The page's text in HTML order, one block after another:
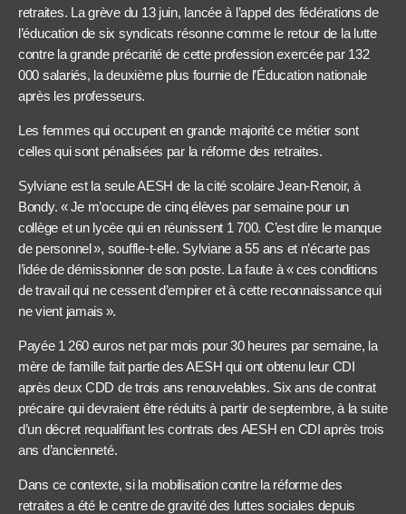
retraites. La grève du 13 juin, lancée à l’appel des fédérations de
l’éducation de six syndicats résonne comme le retour de la lutte
contre la grande précarité de cette profession exercée par 132
000 salariés, la deuxième plus fournie de l’Éducation nationale
après les professeurs.
Les femmes qui occupent en grande majorité ce métier sont
celles qui sont pénalisées par la réforme des retraites.
Sylviane est la seule AESH de la cité scolaire Jean-Renoir, à
Bondy. « Je m’occupe de cinq élèves par semaine pour un
collège et un lycée qui en réunissent 1 700. C’est dire le manque
de personnel », souffle-t-elle. Sylviane a 55 ans et n’écarte pas
l’idée de démissionner de son poste. La faute à « ces conditions
de travail qui ne cessent d’empirer et à cette reconnaissance qui
ne vient jamais ».
Payée 1 260 euros net par mois pour 30 heures par semaine, la
mère de famille fait partie des AESH qui ont obtenu leur CDI
après deux CDD de trois ans renouvelables. Six ans de contrat
précaire qui devraient être réduits à partir de septembre, à la suite
d’un décret requalifiant les contrats des AESH en CDI après trois
ans d’ancienneté.
Dans ce contexte, si la mobilisation contre la réforme des
retraites a été le centre de gravité des luttes sociales depuis